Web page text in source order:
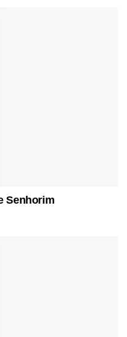
Senhorim